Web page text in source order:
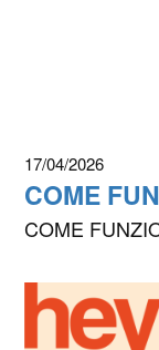
17/04/2026
COME
COME